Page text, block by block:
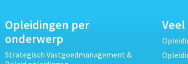
Opleidingen per
onderwerp
Strategisch Vastgoedmanagement &